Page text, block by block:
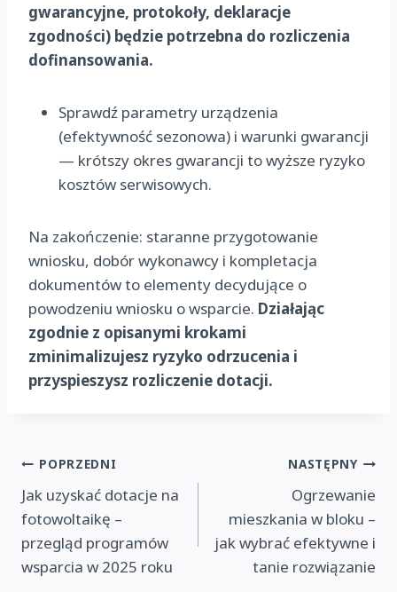
gwarancyjne, protokoły, deklaracje
zgodności) będzie potrzebna do rozliczenia
dofinansowania.
Sprawdź parametry urządzenia
(efektywność sezonowa) i warunki gwarancji
— krótszy okres gwarancji to wyższe ryzyko
kosztów serwisowych.
Na zakończenie: staranne przygotowanie
wniosku, dobór wykonawcy i kompletacja
dokumentów to elementy decydujące o
powodzeniu wniosku o wsparcie. Działając
zgodnie z opisanymi krokami
zminimalizujesz ryzyko odrzucenia i
przyspieszysz rozliczenie dotacji.
Nawigacja
wpisu
POPRZEDNI
Jak uzyskać dotacje na
fotowoltaikę –
przegląd programów
wsparcia w 2025 roku
NASTĘPNY
Ogrzewanie
mieszkania w bloku –
jak wybrać efektywne i
tanie rozwiązanie